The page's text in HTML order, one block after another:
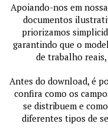
Apoiando-nos em
documentos
priorizamos
garantindo que o
de trabalho
Antes do download, é
confira como os
se distribuem e
diferentes tipos de